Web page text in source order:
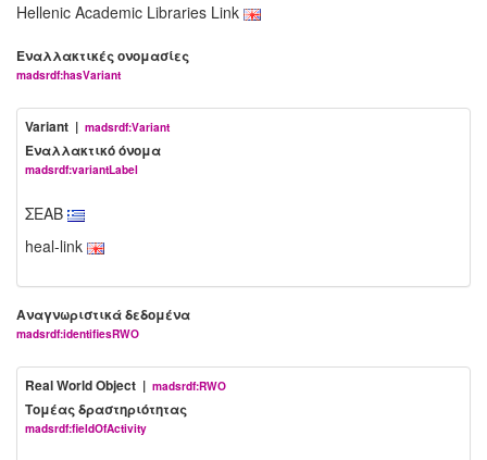
Hellenic Academic Libraries Link
Εναλλακτικές ονομασίες
madsrdf:hasVariant
Variant | madsrdf:Variant
Εναλλακτικό όνομα
madsrdf:variantLabel
ΣΕΑΒ
heal-link
Αναγνωριστικά δεδομένα
madsrdf:identifiesRWO
Real World Object | madsrdf:RWO
Τομέας δραστηριότητας
madsrdf:fieldOfActivity